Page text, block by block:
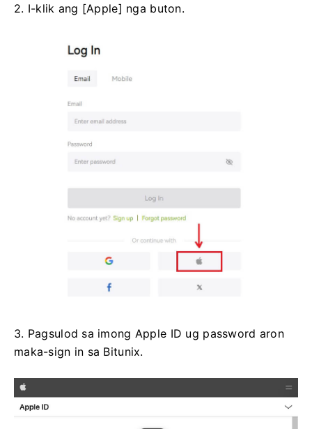
2. I-klik ang [Apple] nga buton.
3. Pagsulod sa imong Apple ID ug password aron
maka-sign in sa Bitunix.